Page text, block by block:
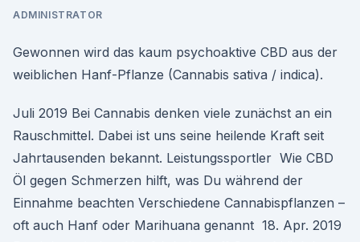
ADMINISTRATOR
Gewonnen wird das kaum psychoaktive CBD aus der
weiblichen Hanf-Pflanze (Cannabis sativa / indica).
Juli 2019 Bei Cannabis denken viele zunächst an ein
Rauschmittel. Dabei ist uns seine heilende Kraft seit
Jahrtausenden bekannt. Leistungssportler Wie CBD
Öl gegen Schmerzen hilft, was Du während der
Einnahme beachten Verschiedene Cannabispflanzen –
oft auch Hanf oder Marihuana genannt 18. Apr. 2019